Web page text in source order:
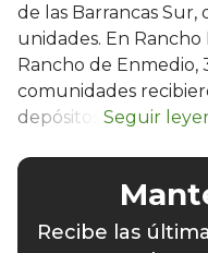
de las Barrancas
unidades. En
Rancho de Enmedio,
comunidades
depósitos.
Recibe las